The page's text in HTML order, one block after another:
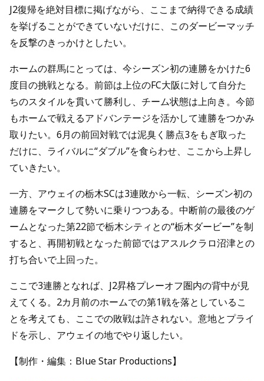
J2復帰を絶対目標に掲げながら、ここまで納得できる成績
を挙げることができていないだけに、このダービーマッチ
を反撃のきっかけとしたい。
ホームの群馬にとっては、今シーズン初の連勝をかけた6
度目の挑戦となる。前節は上位のFC大阪に対して自分た
ちのスタイルを貫いて勝利し、チーム状態は上向き。今節
もホームで戦えるアドバンテージを活かして連勝をつかみ
取りたい。6月の前回対戦では泥臭く勝点3をもぎ取った
だけに、ライバルに“ダブル”を食らわせ、ここから上昇し
ていきたい。
一方、アウェイの栃木SCは3連敗から一転、シーズン初の
連勝をマークして勢いに乗りつつある。中断前の最後のゲ
ームとなった第22節で栃木シティとの“栃木ダービー”を制
すると、再開初戦となった前節ではアスルクラロ沼津との
打ち合いで上回った。
ここで3連勝となれば、J2昇格プレーオフ圏内の背中が見
えてくる。2カ月前のホームでの第1戦を落としているこ
とを考えても、ここでの敗戦は許されない。意地とプライ
ドを示し、アウェイの地でやり返したい。
【制作・編集：Blue Star Productions】